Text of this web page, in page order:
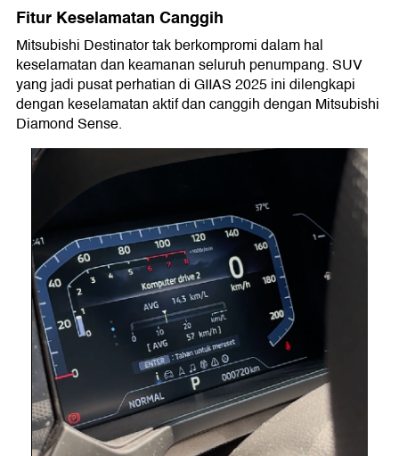
Fitur Keselamatan Canggih
Mitsubishi Destinator tak berkompromi dalam hal
keselamatan dan keamanan seluruh penumpang. SUV
yang jadi pusat perhatian di GIIAS 2025 ini dilengkapi
dengan keselamatan aktif dan canggih dengan Mitsubishi
Diamond Sense.